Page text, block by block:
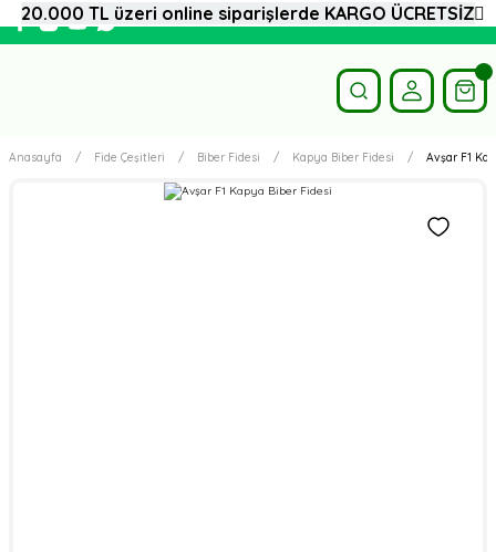
Anasayfa Fide Çeşitleri Biber Fidesi Kapya Biber Fidesi Avşar F1
20.000 TL üzeri online siparişlerde KARGO ÜCRETSİZ